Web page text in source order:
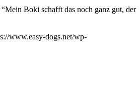
Boki schafft das noch ganz gut, der
www.easy-dogs.net/wp-